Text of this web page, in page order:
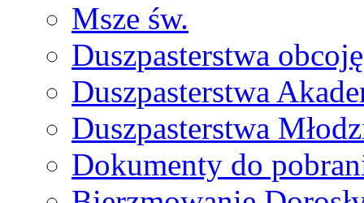
Msze św.
Duszpasterstwa
Duszpasterstwa
Duszpasterstwa
Dokumenty do